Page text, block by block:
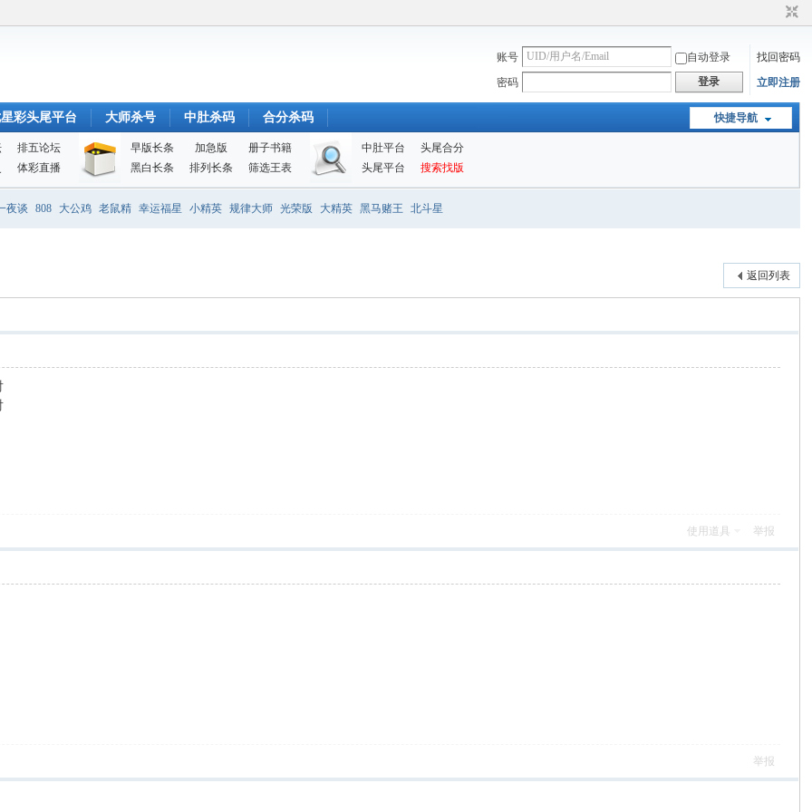
账号 自动登录
找回密码
密码
登录 立即注册
快捷导航
彩头尾平台 大师杀号 中肚杀码 合分杀码
排五论坛
体彩直播
早版长条 加急版
册子书籍
黑白长条
排列长条 筛选王表
中肚平台
头尾合分
头尾平台
搜索找版
夜谈 808 大公鸡 老鼠精 幸运福星 小精英 规律大师 光荣版 大精英 黑马赌王 北斗星
返回列表
使用道具 举报
举报